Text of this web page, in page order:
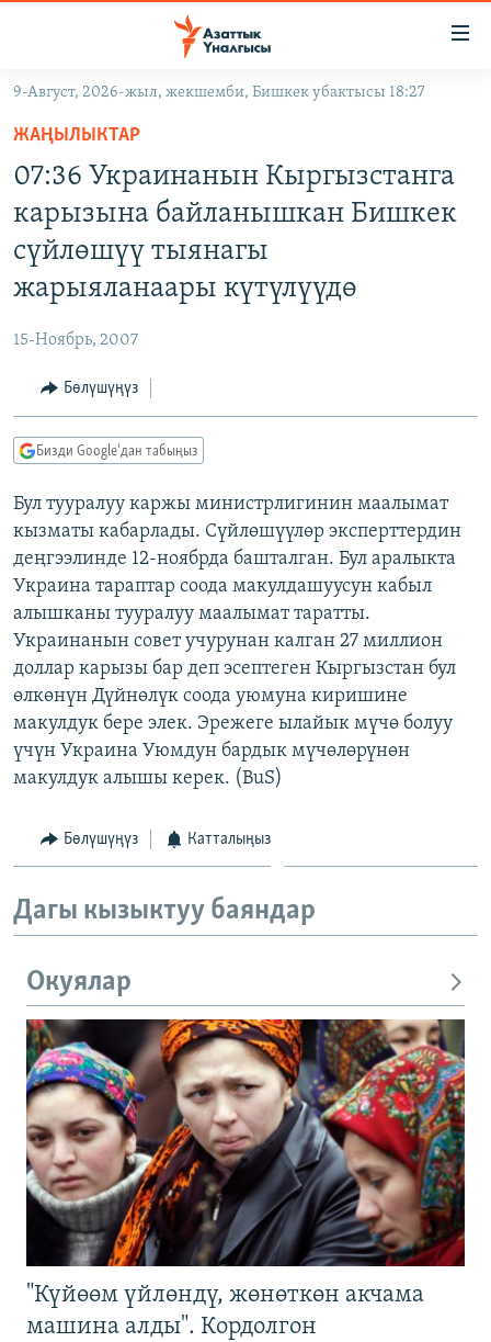
Навигацияга
өтүңүз
салыңызКЫРГЫЗСТАН
САЯСАТ
ДҮЙНӨ
УКРАИНА
БҮГҮН АЗАТТЫКТА
ЭКСПЕРТТЕР ТАЛДАЙТ
БИЗ ЖАНА ДҮЙНӨ
ЭЖЕ-СИҢДИЛЕР
АЗАТТЫК+
ЫҢГАЙСЫЗ СУРООЛОР
ПОДКАСТ
ӨЗГӨЧӨ ПИКИР
Русский
ОНЛАЙН ШЕРИНЕ
ЭЕ/АРнун бардык сайттары
9-Август, 2026-жыл, жекшемби, Бишкек убактысы 18:27
ЖАҢЫЛЫКТАР
07:36 Украинанын Кыргызстанга
карызына байланышкан Бишкек
сүйлөшүү тыянагы
жарыяланаары күтүлүүдө
15-Ноябрь, 2007
Бөлүшүңүз
Бизди Google'дан табыңыз
Бул тууралуу каржы министрлигинин маалымат
кызматы кабарлады. Сүйлөшүүлөр эксперттердин
деңгээлинде 12-ноябрда башталган. Бул аралыкта
Украина тараптар соода макулдашуусун кабыл
алышканы тууралуу маалымат таратты.
Украинанын совет учурунан калган 27 миллион
доллар карызы бар деп эсептеген Кыргызстан бул
өлкөнүн Дүйнөлүк соода уюмуна киришине
макулдук бере элек. Эрежеге ылайык мүчө болуу
үчүн Украина Уюмдун бардык мүчөлөрүнөн
макулдук алышы керек. (BuS)
Бөлүшүңүз Катталыңыз
Дагы кызыктуу баяндар
Окуялар
"Күйөөм үйлөндү, жөнөткөн акчама
машина алды". Кордолгон